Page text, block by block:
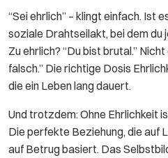
“Sei ehrlich” – klingt einfach. Ist
soziale Drahtseilakt, bei dem
Zu ehrlich? “Du bist brutal.”
falsch.” Die richtige Dosis
die ein Leben lang dauert.
Und trotzdem: Ohne Ehrlichkeit
Die perfekte Beziehung, die auf
auf Betrug basiert. Das